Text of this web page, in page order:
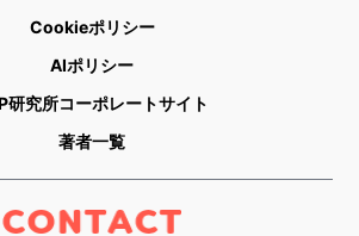
Cookieポリシー
AIポリシー
研究所コーポレートサイト
著者一覧